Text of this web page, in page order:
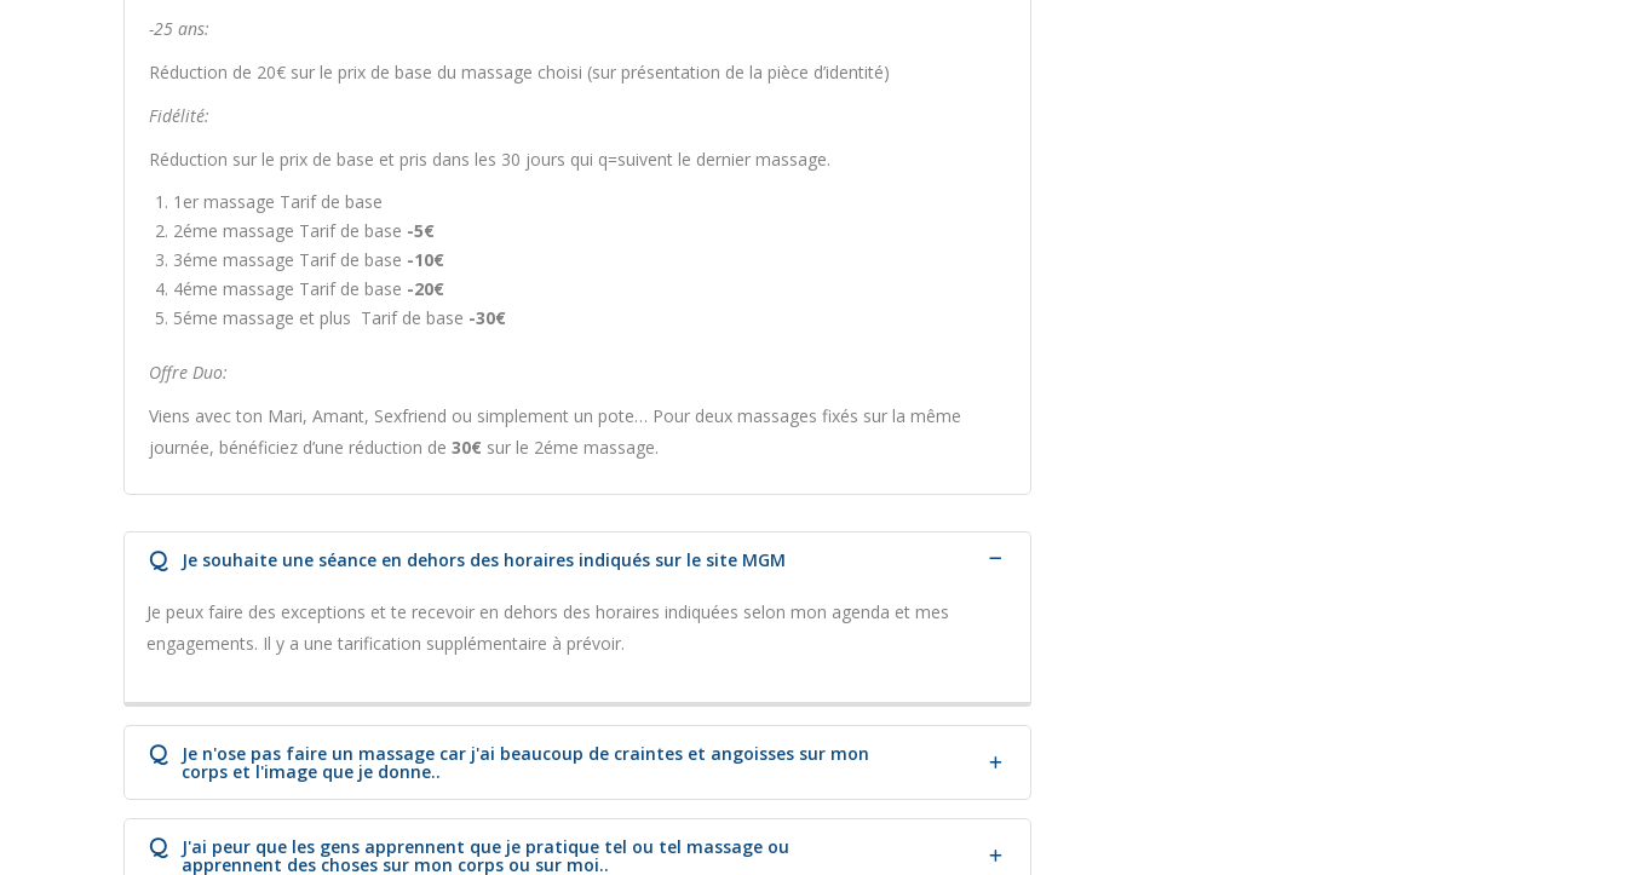
-25 ans:
Réduction de 20€ sur le prix de base du massage choisi (sur présentation de la pièce d’identité)
Fidélité:
Réduction sur le prix de base et pris dans les 30 jours qui q=suivent le dernier massage.
1er massage Tarif de base
2éme massage Tarif de base -5€
3éme massage Tarif de base -10€
4éme massage Tarif de base -20€
5éme massage et plus Tarif de base -30€
Offre Duo:
Viens avec ton Mari, Amant, Sexfriend ou simplement un pote… Pour deux massages fixés sur la même
journée, bénéficiez d’une réduction de 30€ sur le 2éme massage.
Q Je souhaite une séance en dehors des horaires indiqués sur le site MGM
Je peux faire des exceptions et te recevoir en dehors des horaires indiquées selon mon agenda et mes
engagements. Il y a une tarification supplémentaire à prévoir.
Q Je n'ose pas faire un massage car j'ai beaucoup de craintes et angoisses sur mon
corps et l'image que je donne..
Q J'ai peur que les gens apprennent que je pratique tel ou tel massage ou
apprennent des choses sur mon corps ou sur moi..